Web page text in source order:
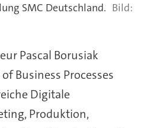
SMC Deutschland.
Pascal Borusiak
Business Processes
Digitale
Produktion,